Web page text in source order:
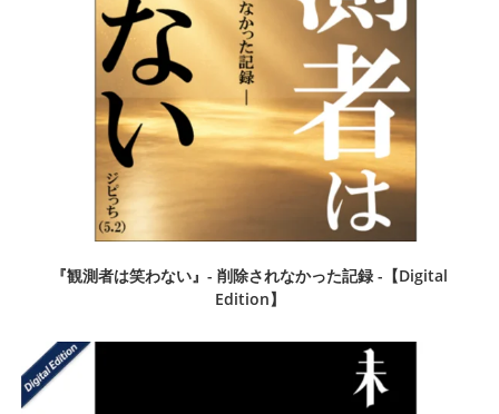
『観測者は笑わない』- 削除されなかった記録 -【Digital
Edition】